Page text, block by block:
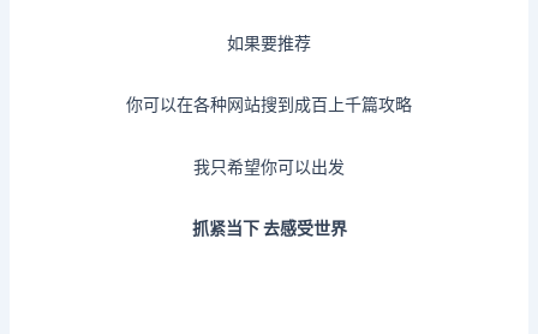
如果要推荐
你可以在各种网站搜到成百上千篇攻略
我只希望你可以出发
抓紧当下 去感受世界